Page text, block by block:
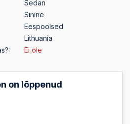
Sedan
Sinine
Eespoolsed
Lithuania
Ei ole
on lõppenud